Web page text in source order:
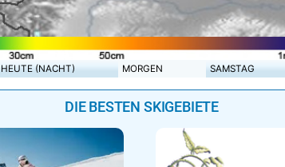
HEUTE (NACHT) MORGEN SAMSTAG
DIE BESTEN SKIGEBIETE